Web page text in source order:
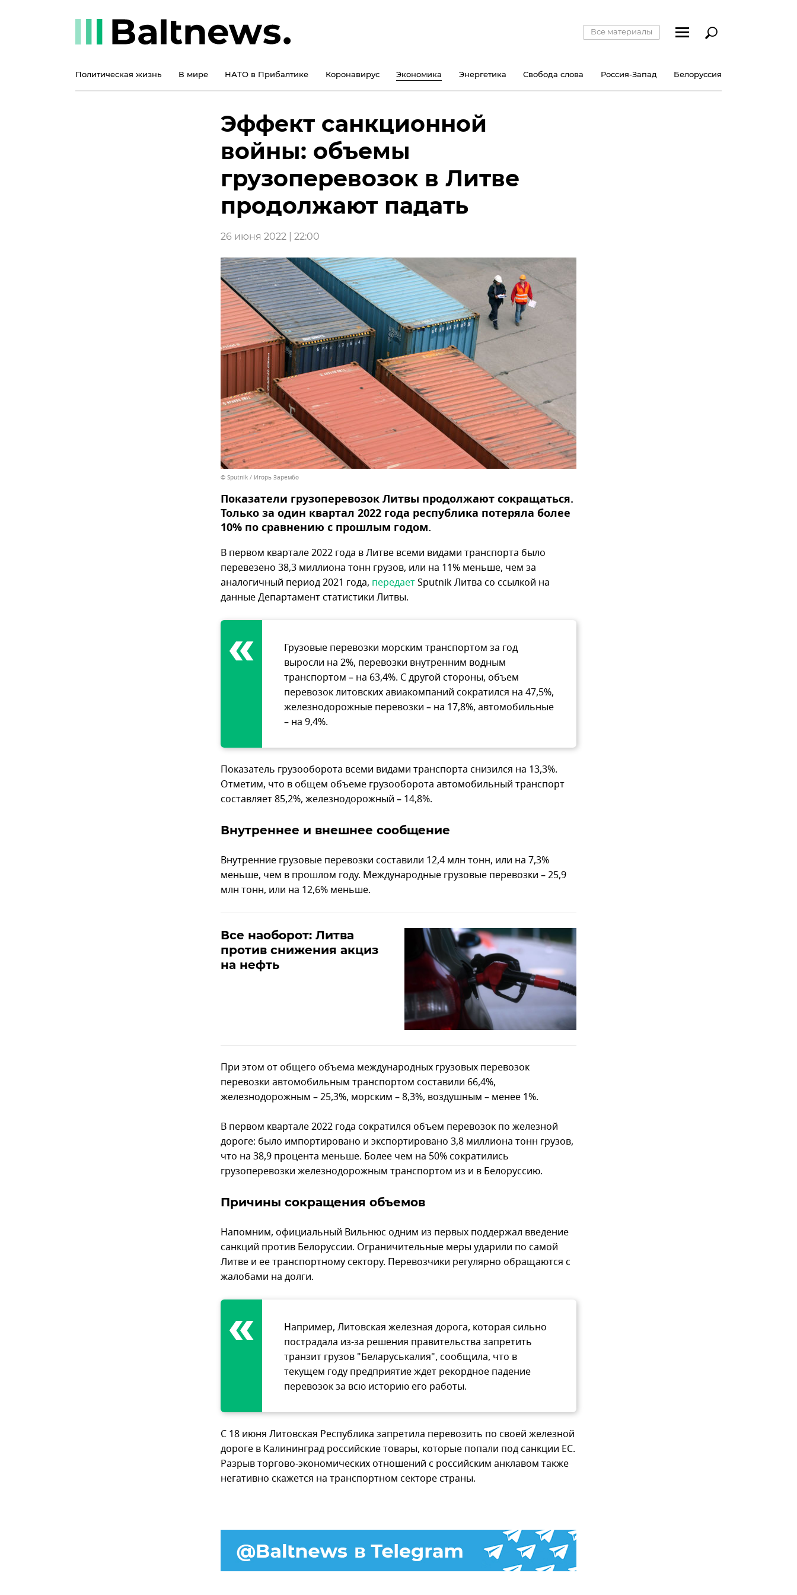
Все материалы
Политическая жизнь В мире НАТО в Прибалтике Коронавирус Экономика Энергетика Свобода слова Россия-Запад Белоруссия
Эффект санкционной
войны: объемы
грузоперевозок в Литве
продолжают падать
26 июня 2022 | 22:00
© Sputnik / Игорь Зарембо
Показатели грузоперевозок Литвы продолжают сокращаться.
Только за один квартал 2022 года республика потеряла более
10% по сравнению с прошлым годом.
В первом квартале 2022 года в Литве всеми видами транспорта было
перевезено 38,3 миллиона тонн грузов, или на 11% меньше, чем за
аналогичный период 2021 года, передаетSputnik Литва со ссылкой на
данные Департамент статистики Литвы.
Грузовые перевозки морским транспортом за год
выросли на 2%, перевозки внутренним водным
транспортом – на 63,4%. С другой стороны, объем
перевозок литовских авиакомпаний сократился на 47,5%,
железнодорожные перевозки – на 17,8%, автомобильные
– на 9,4%.
Показатель грузооборота всеми видами транспорта снизился на 13,3%.
Отметим, что в общем объеме грузооборота автомобильный транспорт
составляет 85,2%, железнодорожный – 14,8%.
Внутреннее и внешнее сообщение
Внутренние грузовые перевозки составили 12,4 млн тонн, или на 7,3%
меньше, чем в прошлом году. Международные грузовые перевозки – 25,9
млн тонн, или на 12,6% меньше.
Все наоборот: Литва
против снижения акциз
на нефть
При этом от общего объема международных грузовых перевозок
перевозки автомобильным транспортом составили 66,4%,
железнодорожным – 25,3%, морским – 8,3%, воздушным – менее 1%.
В первом квартале 2022 года сократился объем перевозок по железной
дороге: было импортировано и экспортировано 3,8 миллиона тонн грузов,
что на 38,9 процента меньше. Более чем на 50% сократились
грузоперевозки железнодорожным транспортом из и в Белоруссию.
Причины сокращения объемов
Напомним, официальный Вильнюс одним из первых поддержал введение
санкций против Белоруссии. Ограничительные меры ударили по самой
Литве и ее транспортному сектору. Перевозчики регулярно обращаются с
жалобами на долги.
Например, Литовская железная дорога, которая сильно
пострадала из-за решения правительства запретить
транзит грузов "Беларуськалия", сообщила, что в
текущем году предприятие ждет рекордное падение
перевозок за всю историю его работы.
С 18 июня Литовская Республика запретила перевозить по своей железной
дороге в Калининград российские товары, которые попали под санкции ЕС.
Разрыв торгово-экономических отношений с российским анклавом также
негативно скажется на транспортном секторе страны.